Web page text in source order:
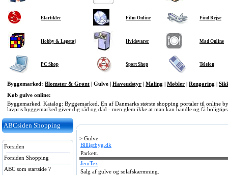
Elartikler Film Online Find Rejse
Hobby & Legetøj Hvidevarer Mad Online
PC Shop Sport Shop Telefon
Byggemarked: Blomster & Grønt Gulve Haveudstyr Maling Møbler Rengøring
Køb gulve online:
Byggemarked. Katalog: Byggemarked. En af Danmarks største shopping portaler til online
lavpris byggemarked giver dig råd og dåd - men glem ikke at man kan handle og få
ABCsiden Shopping
Forsiden
Forsiden Shopping
ABC som startside ?
> Gulve
Billigtbyg.dk
Parkett.
JemTex
Salg af gulve og solafskærmning.